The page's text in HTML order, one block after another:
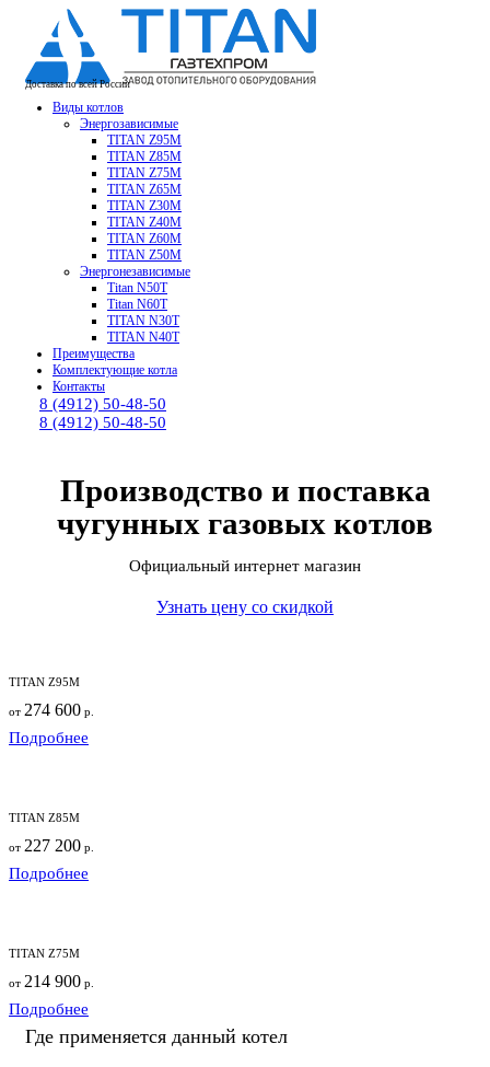
Доставка по всей России
Виды котлов
Энергозависимые
TITAN Z95M
TITAN Z85M
TITAN Z75M
TITAN Z65M
TITAN Z30M
TITAN Z40M
TITAN Z60M
TITAN Z50M
Энергонезависимые
Titan N50T
Titan N60T
TITAN N30T
TITAN N40T
Преимущества
Комплектующие котла
Контакты
8 (4912) 50-48-50
8 (4912) 50-48-50
Производство и поставка
чугунных газовых котлов
Официальный интернет магазин
Узнать цену со скидкой
TITAN Z95M
от 274 600 р.
Подробнее
TITAN Z85M
от 227 200 р.
Подробнее
TITAN Z75M
от 214 900 р.
Подробнее
Где применяется данный котел